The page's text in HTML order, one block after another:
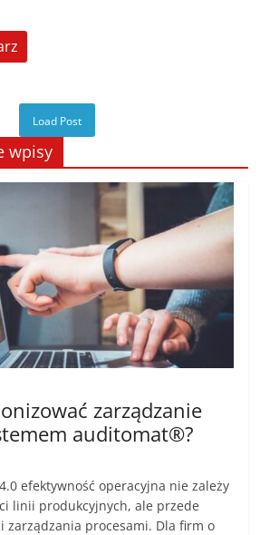
Load Post
wpisy
zarządzanie
auditomat®?
efektywność operacyjna nie zależy
linii produkcyjnych, ale przede
zarządzania procesami. Dla firm o